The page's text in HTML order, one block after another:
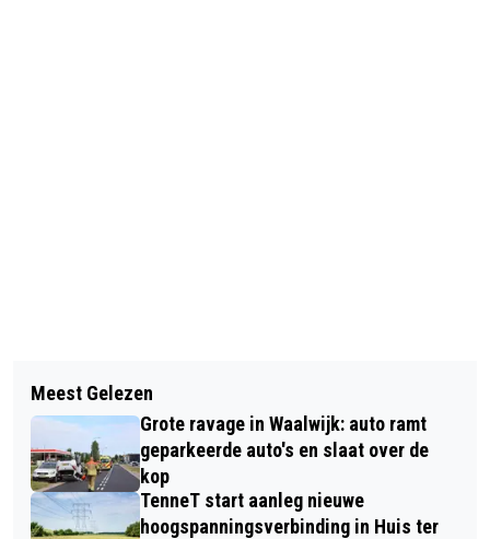
FOTO’S: MEEZINGFESTIJN ZORGT
VOOR GROOT FEEST OP HET ANTON
PIECKPLEIN IN KAATSHEUVEL
MAN (38) MET MES AANGEHOUDEN
BIJ CAFÉ IN WAALWIJK NA MELDING
VAN BEDREIGING
Meest Gelezen
Grote ravage in Waalwijk: auto ramt
geparkeerde auto's en slaat over de
kop
TenneT start aanleg nieuwe
hoogspanningsverbinding in Huis ter